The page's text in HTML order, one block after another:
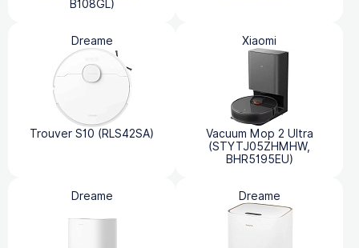
B108GL)
Dreame
Trouver S10 (RLS42SA)
Xiaomi
Vacuum Mop 2 Ultra
(STYTJ05ZHMHW,
BHR5195EU)
Dreame Dreame